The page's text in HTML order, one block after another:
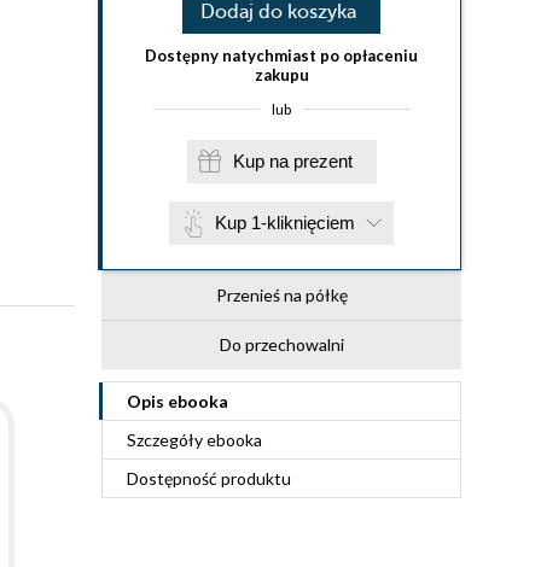
Dodaj do koszyka
Dostępny natychmiast po opłaceniu
zakupu
lub
Kup na prezent
Kup 1-kliknięciem
Przenieś na półkę
Do przechowalni
Opis ebooka
Szczegółyebooka
Dostępność produktu